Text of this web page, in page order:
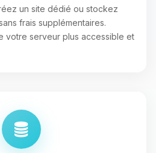
un site dédié ou stockez
frais supplémentaires.
votre serveur plus accessible et